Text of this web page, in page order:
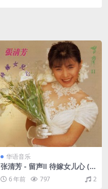
华语音乐
张清芳 - 留声Ⅱ 待嫁女儿心 (1
990/APE+CUE/整轨/207M)
6 年前 797 2